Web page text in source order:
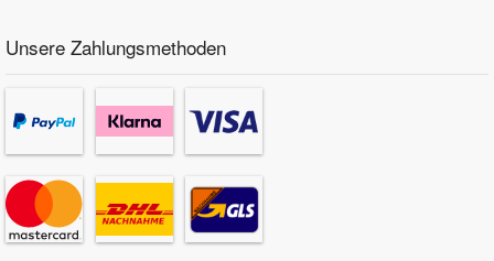
Unsere Zahlungsmethoden